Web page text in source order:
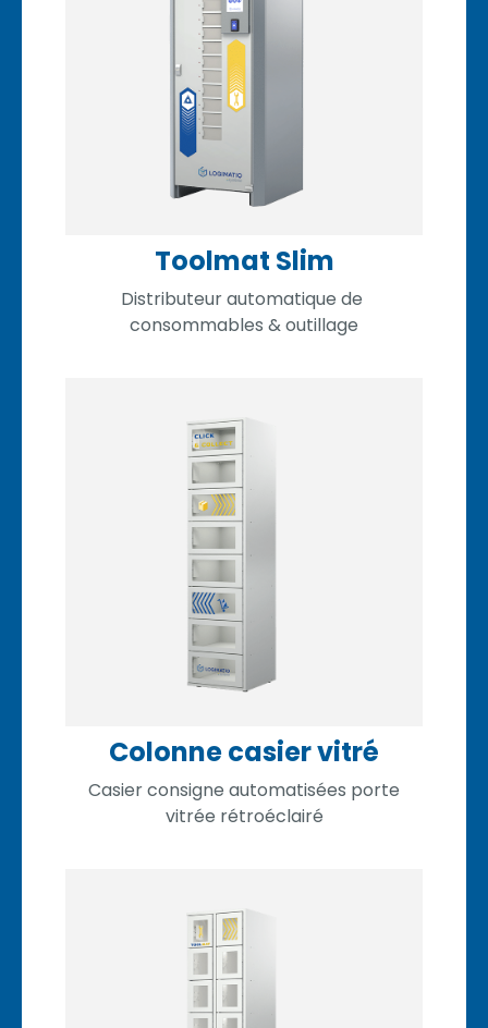
Toolmat Slim
Distributeur automatique de
consommables & outillage
Colonne casier vitré
Casier consigne automatisées porte
vitrée rétroéclairé